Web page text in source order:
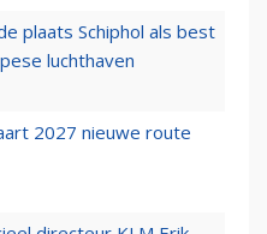
plaats Schiphol als best
luchthaven
2027 nieuwe route